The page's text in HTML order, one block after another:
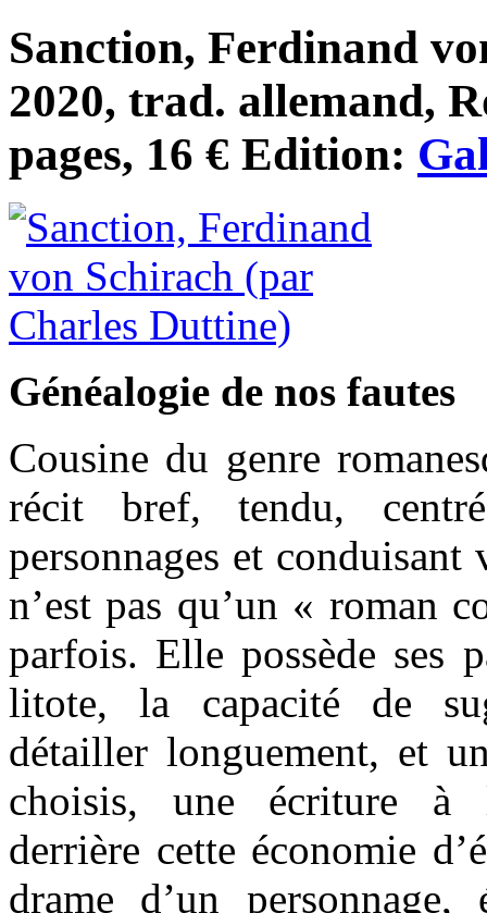
Sanction, Ferdinand
2020, trad. allemand,
pages, 16 € Edition:
Généalogie de nos fautes
Cousine du genre
récit bref, tendu,
personnages et
n’est pas qu’un « roman
parfois. Elle possède ses
litote, la capacité de
détailler longuement, et
choisis, une écriture à
derrière cette économie
drame d’un